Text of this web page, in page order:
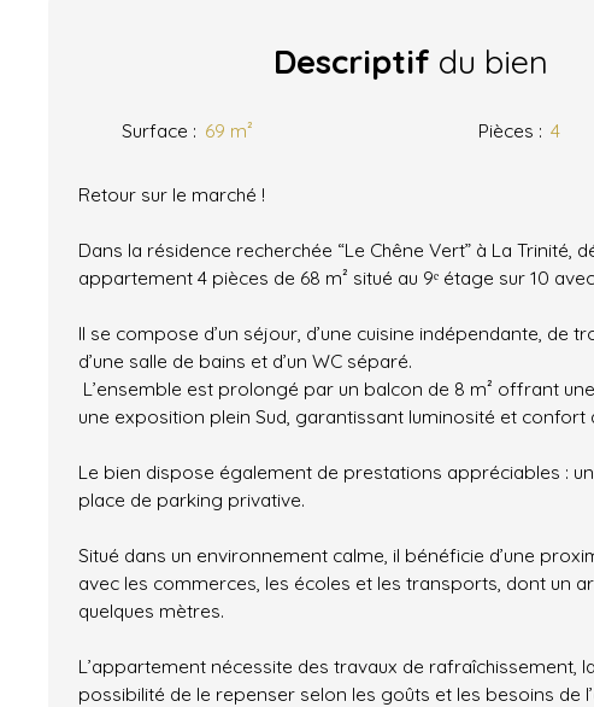
Descriptif du bien
Surface : 69 m² Pièces : 4
Retour sur le marché !
Dans la résidence recherchée “Le Chêne Vert” à La Trinité,
appartement 4 pièces de 68 m² situé au 9ᵉ étage sur 10
Il se compose d’un séjour, d’une cuisine indépendante, de
d’une salle de bains et d’un WC séparé.
L’ensemble est prolongé par un balcon de 8 m² offrant
une exposition plein Sud, garantissant luminosité et confort
Le bien dispose également de prestations appréciables :
place de parking privative.
Situé dans un environnement calme, il bénéficie d’une
avec les commerces, les écoles et les transports, dont un
quelques mètres.
L’appartement nécessite des travaux de rafraîchissement,
possibilité de le repenser selon les goûts et les besoins de